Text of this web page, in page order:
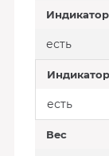
есть
есть
Вес